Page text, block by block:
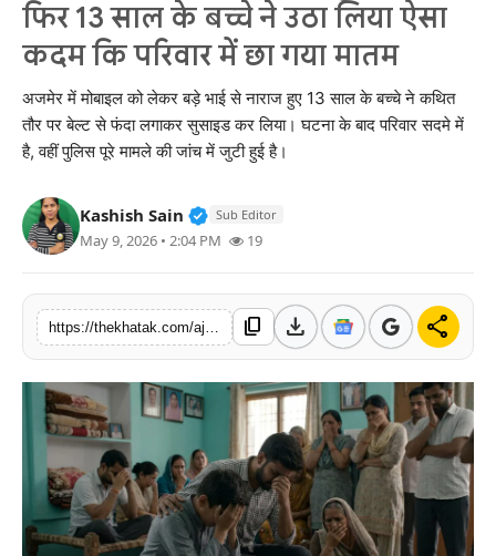
राजनीति
क्राइम
भारत
बॉलीवुड
खेल
लाइफस्टाइल
फिर 13 साल के बच्चे ने उठा लिया ऐसा
कदम कि परिवार में छा गया मातम
अजमेर में मोबाइल को लेकर बड़े भाई से नाराज हुए 13 साल के बच्चे ने कथित
तौर पर बेल्ट से फंदा लगाकर सुसाइड कर लिया। घटना के बाद परिवार सदमे में
है, वहीं पुलिस पूरे मामले की जांच में जुटी हुई है।
Kashish Sain Verified Public Figure • 11 Jun,
Sub Editor
May 9, 2026 • 2:04 PM 19
content_copy download share